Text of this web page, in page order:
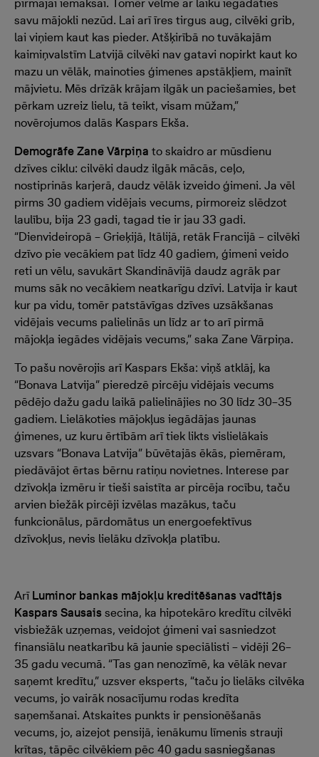
pirmajai iemaksai. Tomēr vēlme ar laiku iegādāties
savu mājokli nezūd. Lai arī īres tirgus aug, cilvēki grib,
lai viņiem kaut kas pieder. Atšķirībā no tuvākajām
kaimiņvalstīm Latvijā cilvēki nav gatavi nopirkt kaut ko
mazu un vēlāk, mainoties ģimenes apstākļiem, mainīt
mājvietu. Mēs drīzāk krājam ilgāk un paciešamies, bet
pērkam uzreiz lielu, tā teikt, visam mūžam,”
novērojumos dalās Kaspars Ekša.
Demogrāfe Zane Vārpiņa to skaidro ar mūsdienu
dzīves ciklu: cilvēki daudz ilgāk mācās, ceļo,
nostiprinās karjerā, daudz vēlāk izveido ģimeni. Ja vēl
pirms 30 gadiem vidējais vecums, pirmoreiz slēdzot
laulību, bija 23 gadi, tagad tie ir jau 33 gadi.
“Dienvideiropā – Grieķijā, Itālijā, retāk Francijā – cilvēki
dzīvo pie vecākiem pat līdz 40 gadiem, ģimeni veido
reti un vēlu, savukārt Skandināvijā daudz agrāk par
mums sāk no vecākiem neatkarīgu dzīvi. Latvija ir kaut
kur pa vidu, tomēr patstāvīgas dzīves uzsākšanas
vidējais vecums palielinās un līdz ar to arī pirmā
mājokļa iegādes vidējais vecums,” saka Zane Vārpiņa.
To pašu novērojis arī Kaspars Ekša: viņš atklāj, ka
“Bonava Latvija” pieredzē pircēju vidējais vecums
pēdējo dažu gadu laikā palielinājies no 30 līdz 30–35
gadiem. Lielākoties mājokļus iegādājas jaunas
ģimenes, uz kuru ērtībām arī tiek likts vislielākais
uzsvars “Bonava Latvija” būvētajās ēkās, piemēram,
piedāvājot ērtas bērnu ratiņu novietnes. Interese par
dzīvokļa izmēru ir tieši saistīta ar pircēja rocību, taču
arvien biežāk pircēji izvēlas mazākus, taču
funkcionālus, pārdomātus un energoefektīvus
dzīvokļus, nevis lielāku dzīvokļa platību.
Arī Luminor bankas mājokļu kreditēšanas vadītājs
Kaspars Sausais secina, ka hipotekāro kredītu cilvēki
visbiežāk uzņemas, veidojot ģimeni vai sasniedzot
finansiālu neatkarību kā jaunie speciālisti – vidēji 26–
35 gadu vecumā. “Tas gan nenozīmē, ka vēlāk nevar
saņemt kredītu,” uzsver eksperts, “taču jo lielāks cilvēka
vecums, jo vairāk nosacījumu rodas kredīta
saņemšanai. Atskaites punkts ir pensionēšanās
vecums, jo, aizejot pensijā, ienākumu līmenis strauji
krītas, tāpēc cilvēkiem pēc 40 gadu sasniegšanas